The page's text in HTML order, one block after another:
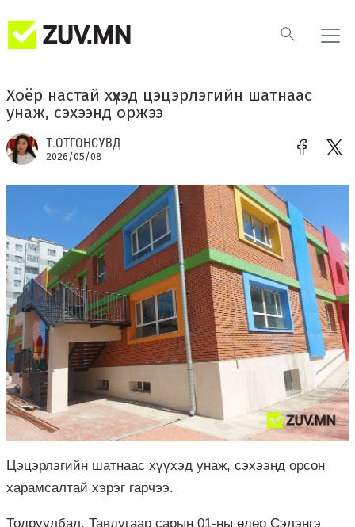
Хоёр настай хүүхэд цэцэрлэгийн шатнаас
унаж, сэхээнд оржээ
Т.ОТГОНСУВД
2026/05/08
Цэцэрлэгийн шатнаас хүүхэд унаж, сэхээнд орсон
харамсалтай хэрэг гарчээ.
Тодруулбал, Тавдугаар сарын 01-ны өдөр Сэлэнгэ